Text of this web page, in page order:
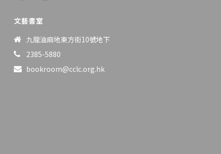
文藝書室
九龍油麻地東方街10號地下
2385-5880
bookroom@cclc.org.hk